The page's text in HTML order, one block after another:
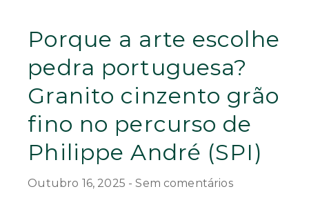
Porque a arte escolhe
pedra portuguesa?
Granito cinzento grão
fino no percurso de
Philippe André (SPI)
Outubro 16, 2025 Sem comentários